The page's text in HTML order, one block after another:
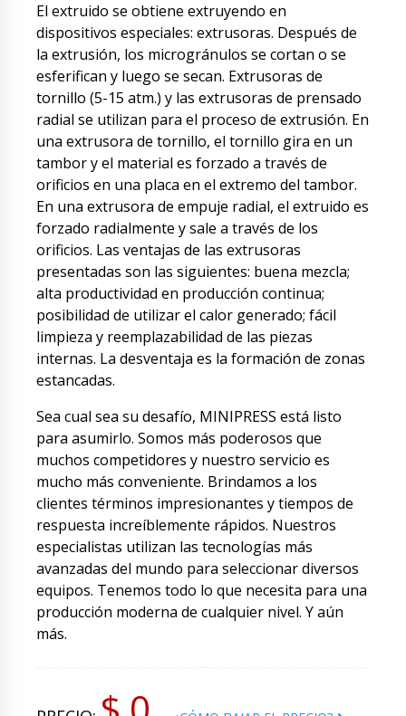
El extruido se obtiene extruyendo en
dispositivos especiales: extrusoras. Después de
la extrusión, los microgránulos se cortan o se
esferifican y luego se secan. Extrusoras de
tornillo (5-15 atm.) y las extrusoras de prensado
radial se utilizan para el proceso de extrusión. En
una extrusora de tornillo, el tornillo gira en un
tambor y el material es forzado a través de
orificios en una placa en el extremo del tambor.
En una extrusora de empuje radial, el extruido es
forzado radialmente y sale a través de los
orificios. Las ventajas de las extrusoras
presentadas son las siguientes: buena mezcla;
alta productividad en producción continua;
posibilidad de utilizar el calor generado; fácil
limpieza y reemplazabilidad de las piezas
internas. La desventaja es la formación de zonas
estancadas.
Sea cual sea su desafío, MINIPRESS está listo
para asumirlo. Somos más poderosos que
muchos competidores y nuestro servicio es
mucho más conveniente. Brindamos a los
clientes términos impresionantes y tiempos de
respuesta increíblemente rápidos. Nuestros
especialistas utilizan las tecnologías más
avanzadas del mundo para seleccionar diversos
equipos. Tenemos todo lo que necesita para una
producción moderna de cualquier nivel. Y aún
más.